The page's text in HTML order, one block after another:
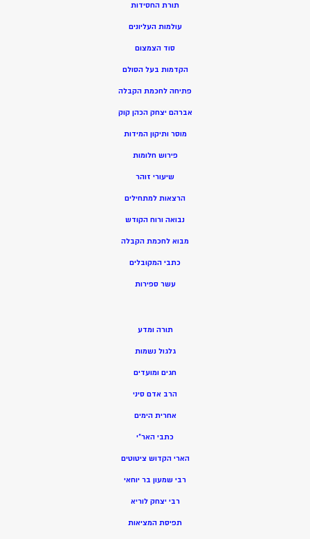
תורת החסידות
עולמות העליונים
סוד הצמצום
הקדמות בעל הסולם
פתיחה לחכמת הקבלה
אברהם יצחק הכהן קוק
מוסר ותיקון המידות
פירוש חלומות
שיעורי זוהר
הרצאות למתחילים
נבואה ורוח הקודש
מבוא לחכמת הקבלה
כתבי המקובלים
עשר ספירות
תורה ומדע
גלגול נשמות
חגים ומועדים
הרב אדם סיני
אחרית הימים
כתבי האר”י
הארי הקדוש ציטוטים
רבי שמעון בר יוחאי
רבי יצחק לוריא
תפיסת המציאות